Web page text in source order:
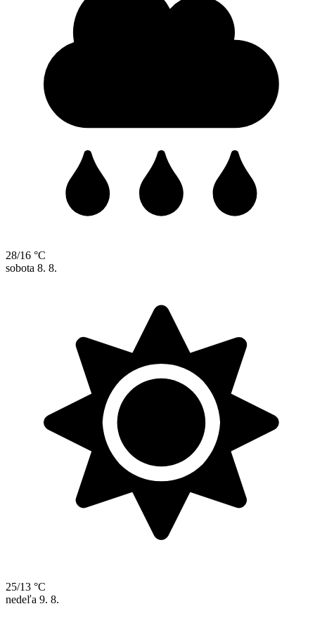
28/16 °C
sobota 8. 8.
25/13 °C
nedeľa 9. 8.